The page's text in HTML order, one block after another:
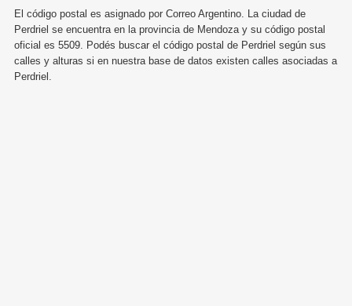
El código postal es asignado por Correo Argentino. La ciudad de
Perdriel se encuentra en la provincia de Mendoza y su código postal
oficial es 5509. Podés buscar el código postal de Perdriel según sus
calles y alturas si en nuestra base de datos existen calles asociadas a
Perdriel.